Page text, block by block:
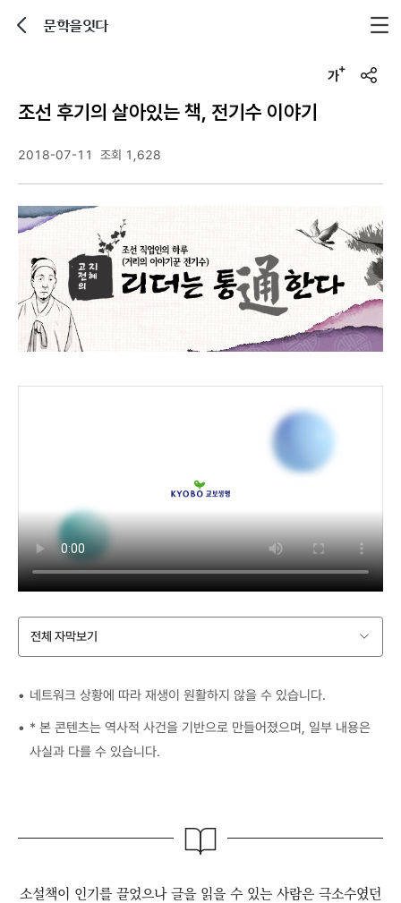
문학을잇다
u
조선 후기의 살아있는 책, 전기수 이야기
2018-07-11 조회 1,628
전체 자막보기
네트워크 상황에 따라 재생이 원활하지 않을 수 있습니다.
* 본 콘텐츠는 역사적 사건을 기반으로 만들어졌으며, 일부 내용은
사실과 다를 수 있습니다.
소설책이 인기를 끌었으나 글을 읽을 수 있는 사람은 극소수였던